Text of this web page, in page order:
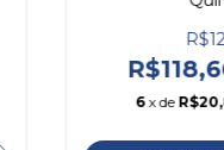
6 x de